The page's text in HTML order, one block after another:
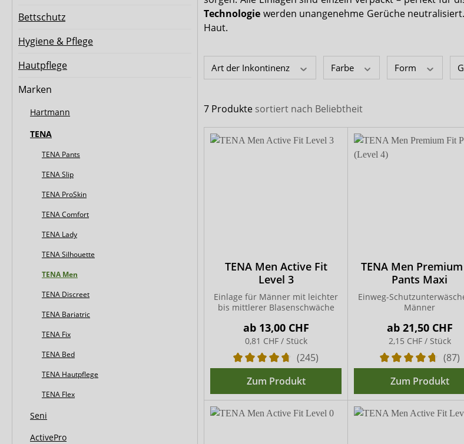
MedLogics
Bettschutz
Hygiene & Pflege
Hautpflege
Marken
Hartmann
TENA
TENA Pants
TENA Slip
TENA ProSkin
TENA Comfort
TENA Lady
TENA Silhouette
TENA Men
TENA Discreet
TENA Bariatric
TENA Fix
TENA Bed
TENA Hautpflege
TENA Flex
Seni
ActivePro
Technologie werden unangenehme Gerüche
Haut.
Art der Inkontinenz Farbe Form
7 Produkte sortiert nach Beliebtheit
TENA Men Active Fit
Level 3
Einlage für Männer mit leichter
bis mittlerer Blasenschwäche
ab 13,00 CHF
0,81 CHF / Stück
(245)
Zum Produkt
TENA Men
Pants Maxi
Einweg-
Männer
ab 21,50 CHF
2,15 CHF / Stück
(87)
Zum Produkt